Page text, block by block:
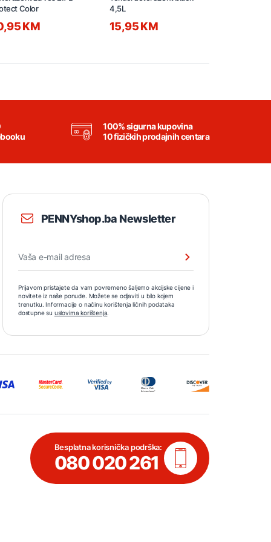
Color
KM
4,5L
15,95 KM
100% sigurna kupovina
10 fizičkih prodajnih centara
PENNYshop.ba Newsletter
Prijavom pristajete da vam povremeno šaljemo akcijske cijene i
novitete iz naše ponude. Možete se odjaviti u bilo kojem
trenutku. Informacije o načinu korištenja ličnih podataka
dostupne su uslovima korištenja.
Besplatna korisnička podrška:
080 020 261